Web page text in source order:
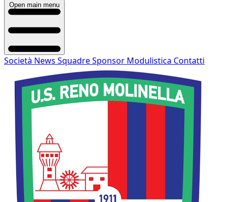
Open main menu
Società News SquadreSponsor Modulistica Contatti